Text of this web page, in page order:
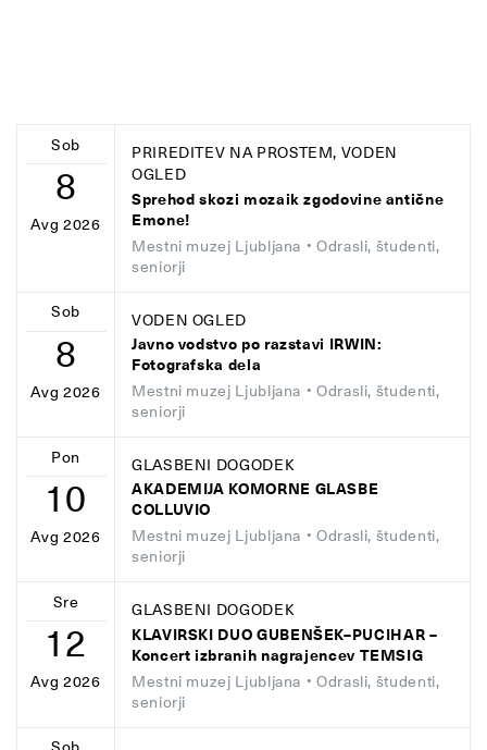
Sob
8
Avg 2026
PRIREDITEV NA PROSTEM, VODEN
OGLED
Sprehod skozi mozaik zgodovine antične
Emone!
Mestni muzej Ljubljana • Odrasli, študenti,
seniorji
Sob
8
Avg 2026
VODEN OGLED
Javno vodstvo po razstavi IRWIN:
Fotografska dela
Mestni muzej Ljubljana • Odrasli, študenti,
seniorji
Pon
10
Avg 2026
GLASBENI DOGODEK
AKADEMIJA KOMORNE GLASBE
COLLUVIO
Mestni muzej Ljubljana • Odrasli, študenti,
seniorji
Sre
12
Avg 2026
GLASBENI DOGODEK
KLAVIRSKI DUO GUBENŠEK–PUCIHAR –
Koncert izbranih nagrajencev TEMSIG
Mestni muzej Ljubljana • Odrasli, študenti,
seniorji